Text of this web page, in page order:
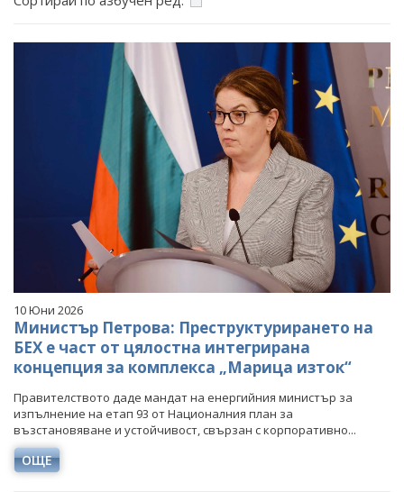
ФОТОГАЛЕРИЯ
ВИДЕОГАЛЕРИЯ
10 Юни 2026
Министър Петрова: Преструктурирането на
БЕХ е част от цялостна интегрирана
концепция за комплекса „Марица изток“
Правителството даде мандат на енергийния министър за
изпълнение на етап 93 от Националния план за
възстановяване и устойчивост, свързан с корпоративно...
ОЩЕ